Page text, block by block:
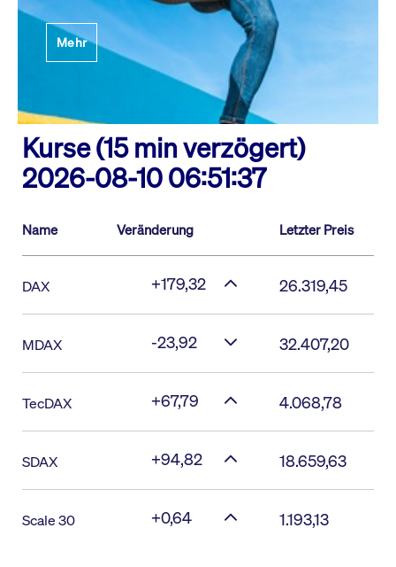
Mehr
Kurse (15 min verzögert)
2026-08-10 06:51:37
Name Veränderung Letzter Preis
DAX +179,32 26.319,45
MDAX -23,92 32.407,20
TecDAX +67,79 4.068,78
SDAX +94,82 18.659,63
Scale 30 +0,64 1.193,13